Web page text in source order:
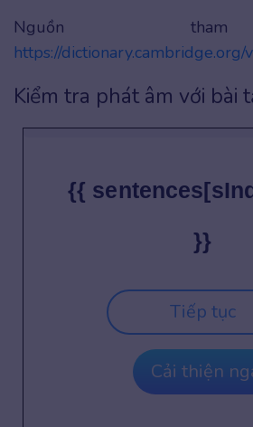
Nguồn
https://
Kiểm tra phát âm với bài
{{
}}
Tiếp tục
Cải thiện